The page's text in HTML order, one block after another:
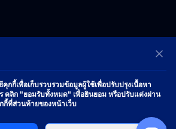
TECHNOLOGY PTE.LTD. All Rights Reserved.
กกี้เพื่อเก็บรวบรวมข้อมูลผู้ใช้เพื่อปรับปรุงเนื้อหา
คลิก "ยอมรับทั้งหมด" เพื่อยินยอม หรือปรับแต่งผ่าน
ที่ส่วนท้ายของหน้าเว็บ